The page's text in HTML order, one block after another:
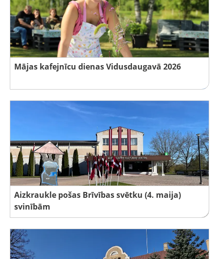
Mājas kafejnīcu dienas Vidusdaugavā 2026
Aizkraukle pošas Brīvības svētku (4. maija)
svinībām